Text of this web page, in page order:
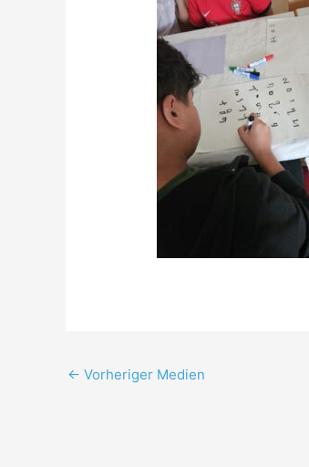
← Vorheriger Medien